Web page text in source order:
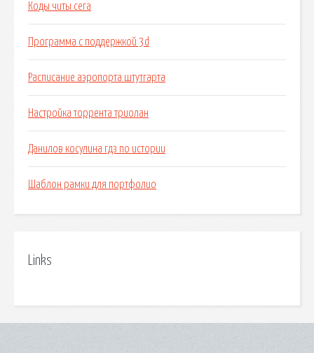
Коды читы сега
Программа с поддержкой 3d
Расписание аэропорта штутгарта
Настройка торрента триолан
Данилов косулина гдз по истории
Шаблон рамки для портфолио
Links